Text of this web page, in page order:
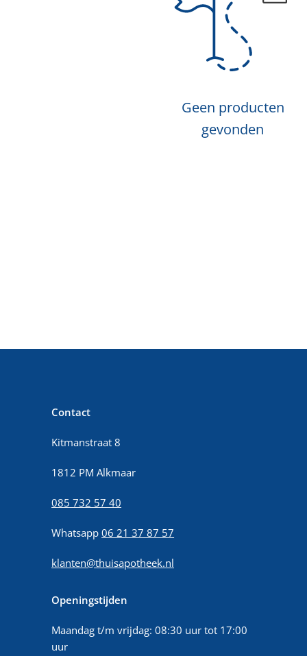
Geen producten
gevonden
Contact
Kitmanstraat 8
1812 PM Alkmaar
085 732 57 40
Whatsapp06 21 37 87 57
klanten@thuisapotheek.nl
Openingstijden
Maandag t/m vrijdag: 08:30 uur tot 17:00
uur